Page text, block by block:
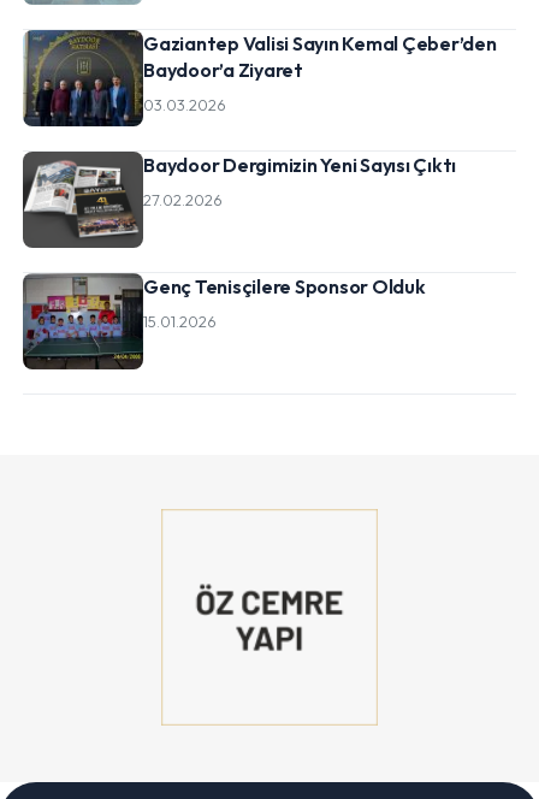
Gaziantep Valisi Sayın Kemal Çeber’den
Baydoor’a Ziyaret
03.03.2026
Baydoor Dergimizin Yeni Sayısı Çıktı
27.02.2026
Genç Tenisçilere Sponsor Olduk
15.01.2026